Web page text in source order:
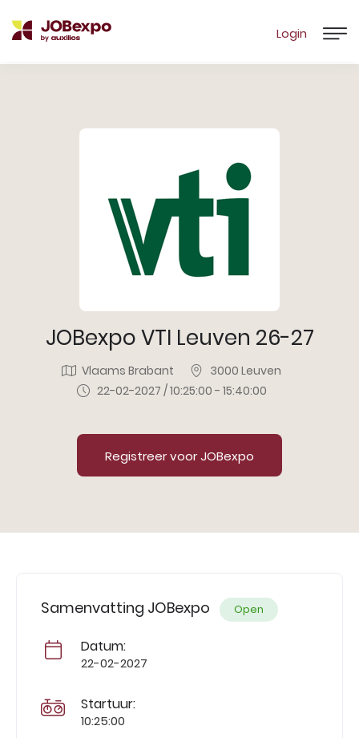
Login
JOBexpo VTI Leuven 26-27
Vlaams Brabant
3000 Leuven
22-02-2027 / 10:25:00 - 15:40:00
Registreer voor JOBexpo
Samenvatting JOBexpo Open
Datum:
22-02-2027
Startuur:
10:25:00